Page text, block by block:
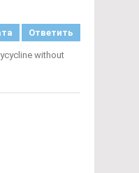
Ответить
without